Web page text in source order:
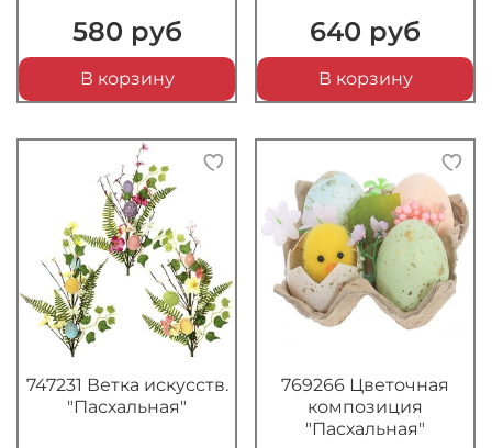
580 руб
В корзину
640 руб
В корзину
747231 Ветка искусств.
"Пасхальная"
769266 Цветочная
композиция
"Пасхальная"